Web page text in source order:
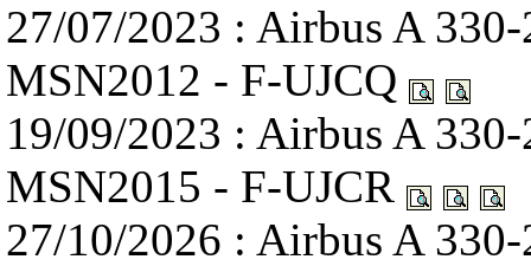
27/07/2023 : Airbus A
MSN2012 - F-UJCQ
19/09/2023 : Airbus A
MSN2015 - F-UJCR
27/10/2026 : Airbus A